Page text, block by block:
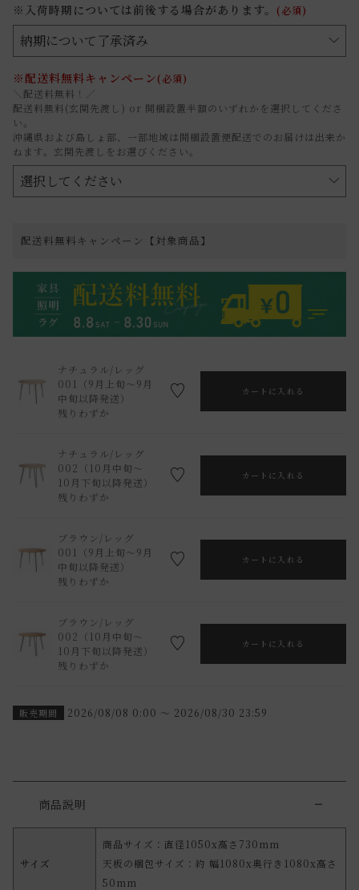
※入荷時期については前後する場合があります。 (必須)
※配送料無料キャンペーン(必須)
＼配送料無料！／
配送料無料(玄関先渡し) or 開梱設置半額のいずれかを選択してくださ
い。
沖縄県および島しょ部、一部地域は開梱設置便配送でのお届けは出来か
ねます。玄関先渡しをお選びください。
配送料無料キャンペーン【対象商品】
ナチュラル/レッグ
001（9月上旬～9月
中旬以降発送）
残りわずか
カートに入れる
ナチュラル/レッグ
002（10月中旬～
10月下旬以降発送）
残りわずか
カートに入れる
ブラウン/レッグ
001（9月上旬～9月
中旬以降発送）
残りわずか
カートに入れる
ブラウン/レッグ
002（10月中旬～
10月下旬以降発送）
残りわずか
カートに入れる
販売期間 2026/08/08 0:00 〜 2026/08/30 23:59
商品説明
サイズ
商品サイズ：直径1050x高さ730mm
天板の梱包サイズ：約 幅1080x奥行き1080x高さ
50mm